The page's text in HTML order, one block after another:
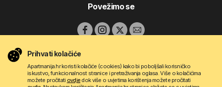
Povežimo se
Prihvati kolačiće
Apartmanija.hr koristi kolačiće (cookies) kako bi poboljšali korisničko
iskustvo, funkcionalnost stranice i pretraživanja oglasa. Više o kolačićima
možete pročitati ovdje dok više o uvjetima korištenja možete pročitati